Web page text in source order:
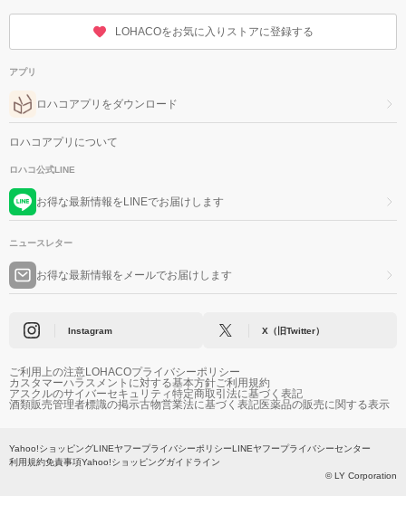
LOHACOをお気に入りストアに登録する
アプリ
ロハコアプリをダウンロード
ロハコアプリについて
ロハコ公式LINE
お得な最新情報をLINEでお届けします
ニュースレター
お得な最新情報をメールでお届けします
Instagram X（旧Twitter）
ご利用上の注意LOHACOプライバシーポリシー
カスタマーハラスメントに対する基本方針ご利用規約
アスクルのサイバーセキュリティ特定商取引法に基づく表記
酒類販売管理者標識の掲示古物営業法に基づく表記医薬品の販売に関する表示
Yahoo!ショッピングLINEヤフープライバシーポリシーLINEヤフープライバシーセンター
利用規約免責事項Yahoo!ショッピングガイドライン
© LY Corporation